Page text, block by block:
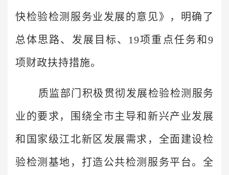
快检验检测服务业发展的意见》，明确了
总体思路、发展目标、19项重点任务和9
项财政扶持措施。
质监部门积极贯彻发展检验检测服务
业的要求，围绕全市主导和新兴产业发展
和国家级江北新区发展需求，全面建设检
验检测基地，打造公共检测服务平台。全